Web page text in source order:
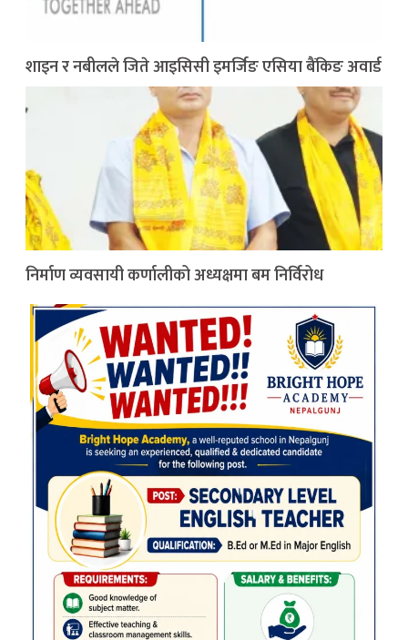
शाइन र नबीलले जिते आइसिसी इमर्जिङ एसिया बैंकिङ अवार्ड
निर्माण व्यवसायी कर्णालीको अध्यक्षमा बम निर्विरोध